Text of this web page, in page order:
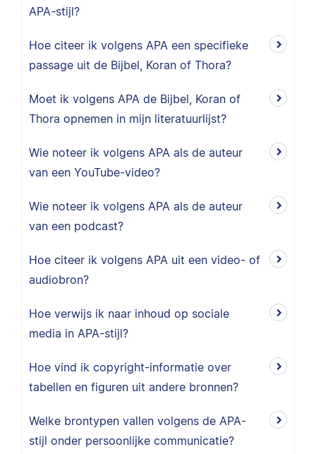
APA-stijl?
Hoe citeer ik volgens APA een specifieke
passage uit de Bijbel, Koran of Thora?
Moet ik volgens APA de Bijbel, Koran of
Thora opnemen in mijn literatuurlijst?
Wie noteer ik volgens APA als de auteur
van een YouTube-video?
Wie noteer ik volgens APA als de auteur
van een podcast?
Hoe citeer ik volgens APA uit een video- of
audiobron?
Hoe verwijs ik naar inhoud op sociale
media in APA-stijl?
Hoe vind ik copyright-informatie over
tabellen en figuren uit andere bronnen?
Welke brontypen vallen volgens de APA-
stijl onder persoonlijke communicatie?